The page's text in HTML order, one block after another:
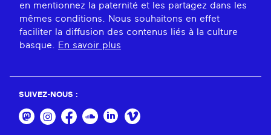
en mentionnez la paternité et les partagez dans les
mêmes conditions. Nous souhaitons en effet
faciliter la diffusion des contenus liés à la culture
basque.
En savoir plus
SUIVEZ-NOUS :